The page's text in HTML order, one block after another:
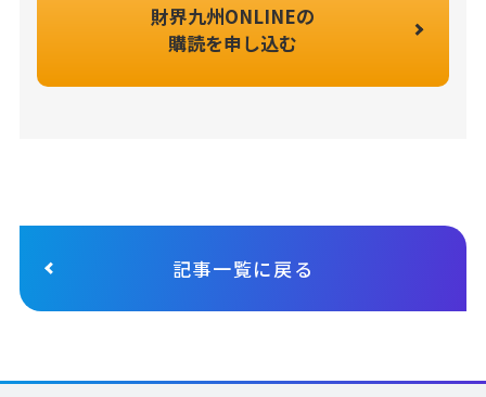
財界九州ONLINEの
購読を申し込む
記事一覧に戻る